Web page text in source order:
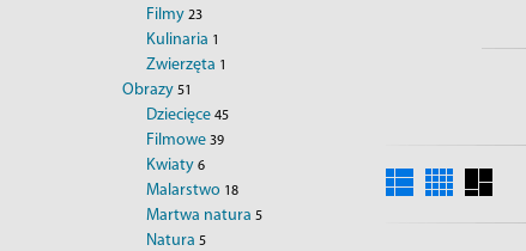
Filmy 23
Kulinaria 1
Zwierzęta 1
Obrazy 51
Dziecięce 45
Filmowe 39
Kwiaty 6
Malarstwo 18
Martwa natura 5
Natura 5